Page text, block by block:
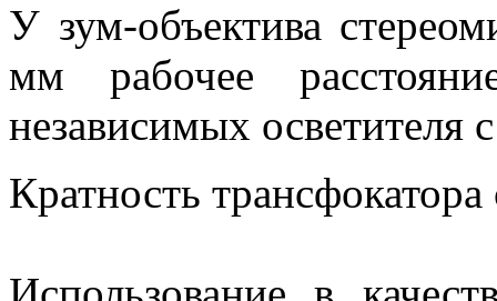
У зум-объектива
мм рабочее
независимых осветителя
Кратность